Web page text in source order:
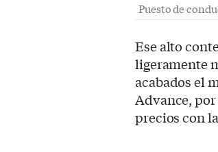
Puesto de
Ese alto
ligeramente
acabados el
Advance,
precios con